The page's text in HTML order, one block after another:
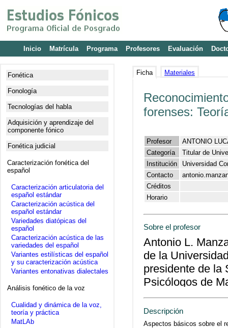
Inicio Matrícula Programa Profesores Evaluación
Fonética
Fonología
Tecnologías del habla
Adquisición y aprendizaje del
componente fónico
Fonética judicial
Caracterización fonética del
español
Caracterización articulatoria del
español estándar
Caracterización acústica del
español estándar
Variedades diatópicas del
español
Caracterización acústica de las
variedades del español
Variantes estilísticas del español
y su caracterización acústica
Variantes entonativas dialectales
Análisis fonético de la voz
Cualidad y dinámica de la voz,
teoría y práctica
MatLAb
Ficha Materiales
forenses:
Profesor
ANTONIO
Categoría
Titular de
Institución
Universidad
Contacto
Créditos
Horario
Sobre el profesor
Antonio L.
de la
presidente de la
Psicólogos de
Descripción
Aspectos básicos sobre el